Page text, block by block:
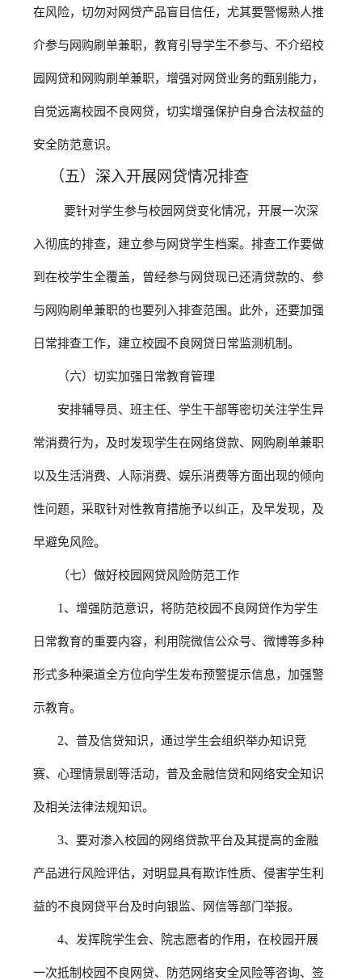
在风险，切勿对网贷产品盲目信任，尤其要警惕熟人推
介参与网购刷单兼职，教育引导学生不参与、不介绍校
园网贷和网购刷单兼职，增强对网贷业务的甄别能力，
自觉远离校园不良网贷，切实增强保护自身合法权益的
安全防范意识。
（五）深入开展网贷情况排查
要针对学生参与校园网贷变化情况，开展一次深
入彻底的排查，建立参与网贷学生档案。排查工作要做
到在校学生全覆盖，曾经参与网贷现已还清贷款的、参
与网购刷单兼职的也要列入排查范围。此外，还要加强
日常排查工作，建立校园不良网贷日常监测机制。
（六）切实加强日常教育管理
安排辅导员、班主任、学生干部等密切关注学生异
常消费行为，及时发现学生在网络贷款、网购刷单兼职
以及生活消费、人际消费、娱乐消费等方面出现的倾向
性问题，采取针对性教育措施予以纠正，及早发现，及
早避免风险。
（七）做好校园网贷风险防范工作
1 、增强防范意识，将防范校园不良网贷作为学生
日常教育的重要内容，利用院微信公众号、微博等多种
形式多种渠道全方位向学生发布预警提示信息，加强警
示教育。
2、普及信贷知识，通过学生会组织举办知识竞
赛、心理情景剧等活动，普及金融信贷和网络安全知识
及相关法律法规知识。
3、要对渗入校园的网络贷款平台及其提高的金融
产品进行风险评估，对明显具有欺诈性质、侵害学生利
益的不良网贷平台及时向银监、网信等部门举报。
4、发挥院学生会、院志愿者的作用，在校园开展
一次抵制校园不良网贷、防范网络安全风险等咨询、签